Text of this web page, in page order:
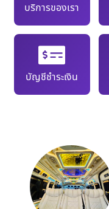
บริการของเรา
บัญชีชำระเงิน